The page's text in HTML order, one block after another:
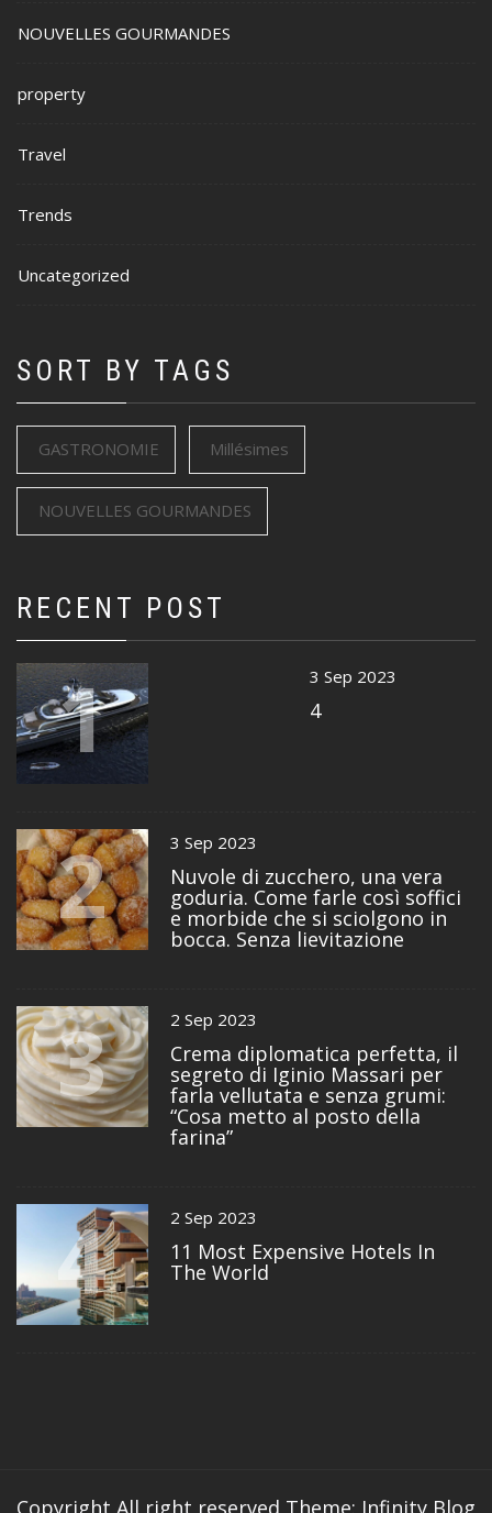
NOUVELLES GOURMANDES
property
Travel
Trends
Uncategorized
SORT BY TAGS
GASTRONOMIE Millésimes
NOUVELLES GOURMANDES
RECENT POST
1 3 Sep 2023
4
2 3 Sep 2023
Nuvole di zucchero, una vera
goduria. Come farle così soffici
e morbide che si sciolgono in
bocca. Senza lievitazione
3 2 Sep 2023
Crema diplomatica perfetta, il
segreto di Iginio Massari per
farla vellutata e senza grumi:
“Cosa metto al posto della
farina”
4 2 Sep 2023
11 Most Expensive Hotels In
The World